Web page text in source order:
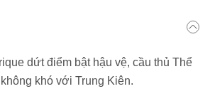
dứt điểm bật hậu vệ, cầu thủ Thể
khó với Trung Kiên.